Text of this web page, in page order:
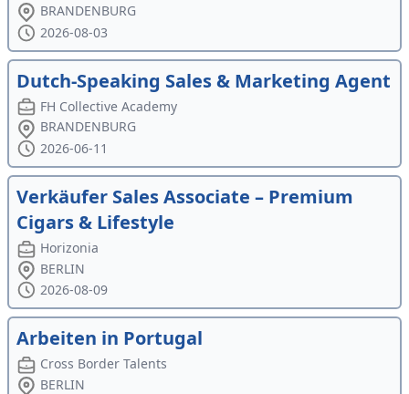
BRANDENBURG
2026-08-03
Dutch-Speaking Sales & Marketing Agent
FH Collective Academy
BRANDENBURG
2026-06-11
Verkäufer Sales Associate – Premium
Cigars & Lifestyle
Horizonia
BERLIN
2026-08-09
Arbeiten in Portugal
Cross Border Talents
BERLIN